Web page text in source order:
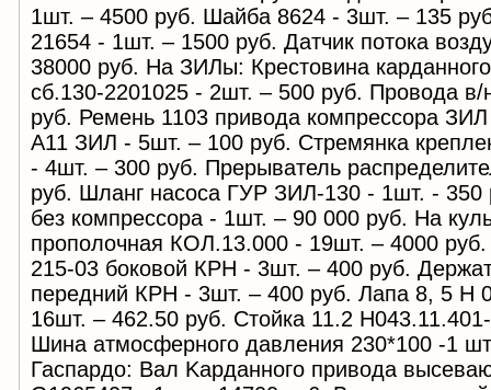
1шт. – 4500 руб. Шайба 8624 - 3шт. – 135
21654 - 1шт. – 1500 руб. Датчик потока
38000 руб. На ЗИЛы: Крестовина
сб.130-2201025 - 2шт. – 500 руб. Провода
руб. Ремень 1103 привода компрессора
А11 ЗИЛ - 5шт. – 100 руб. Стремянка
- 4шт. – 300 руб. Прерыватель
руб. Шланг насоса ГУР ЗИЛ-130 - 1шт. - 350
без компрессора - 1шт. – 90 000 руб. На
прополочная КОЛ.13.000 - 19шт. – 4000
215-03 боковой КРН - 3шт. – 400 руб.
передний КРН - 3шт. – 400 руб. Лапа 8, 5 Н
16шт. – 462.50 руб. Стойка 11.2
Шина атмосферного давления 230*100 -1
Гаспардо: Baл Kapданного привода